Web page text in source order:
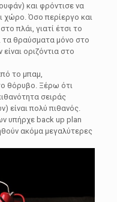
και φρόντισε να
χώρο. Όσο περίεργο και
πλάι, γιατί έτσι το
τα θραύσματα μόνο στο
οριζόντια στο
το μπαμ,
θόρυβο. Ξέρω ότι
σειράς
είναι πολύ πιθανός.
υπήρχε back up plan
ακόμα μεγαλύτερες